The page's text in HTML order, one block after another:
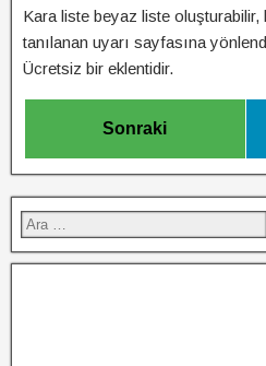
Kara liste beyaz liste oluşturabilir,
tanılanan uyarı sayfasına
Ücretsiz bir eklentidir.
Sonraki